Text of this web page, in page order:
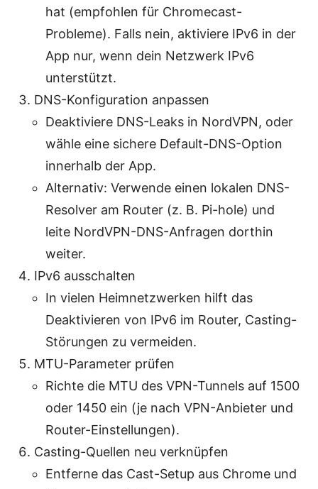
hat (empfohlen für Chromecast-
Probleme). Falls nein, aktiviere IPv6 in der
App nur, wenn dein Netzwerk IPv6
unterstützt.
DNS-Konfiguration anpassen
Deaktiviere DNS-Leaks in NordVPN, oder
wähle eine sichere Default-DNS-Option
innerhalb der App.
Alternativ: Verwende einen lokalen DNS-
Resolver am Router (z. B. Pi-hole) und
leite NordVPN-DNS-Anfragen dorthin
weiter.
IPv6 ausschalten
In vielen Heimnetzwerken hilft das
Deaktivieren von IPv6 im Router, Casting-
Störungen zu vermeiden.
MTU-Parameter prüfen
Richte die MTU des VPN-Tunnels auf 1500
oder 1450 ein (je nach VPN-Anbieter und
Router-Einstellungen).
Casting-Quellen neu verknüpfen
Entferne das Cast-Setup aus Chrome und